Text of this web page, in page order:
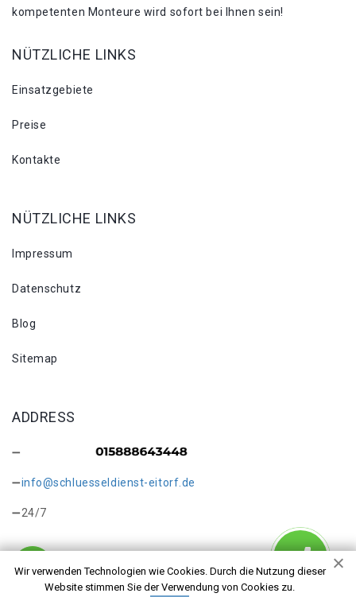
Wir verwenden Technologien wie Cookies. Durch die Nutzung dieser
Website stimmen Sie der Verwendung von Cookies zu.
kompetenten Monteure wird sofort bei Ihnen sein!
NÜTZLICHE LINKS
Einsatzgebiete
Preise
Kontakte
NÜTZLICHE LINKS
Impressum
Datenschutz
Blog
Sitemap
ADDRESS
info@schluesseldienst-eitorf.de
24/7